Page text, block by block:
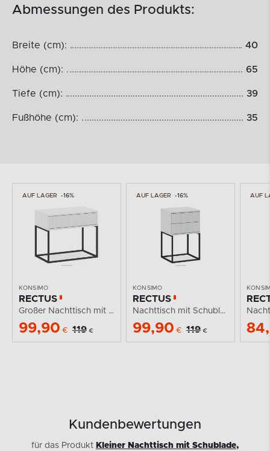
Abmessungen des Produkts:
Breite (cm): 40
Höhe (cm): 65
Tiefe (cm): 39
Fußhöhe (cm): 35
AUF LAGER -16%
KONSIMO
RECTUS
Großer Nachttisch mit Schublade modern weiß
99,90 € 119 €
AUF LAGER -16%
KONSIMO
RECTUS
Nachttisch mit Schubladen modern weiß
99,90 € 119 €
AUF
Kundenbewertungen
für das Produkt Kleiner Nachttisch mit Schublade,